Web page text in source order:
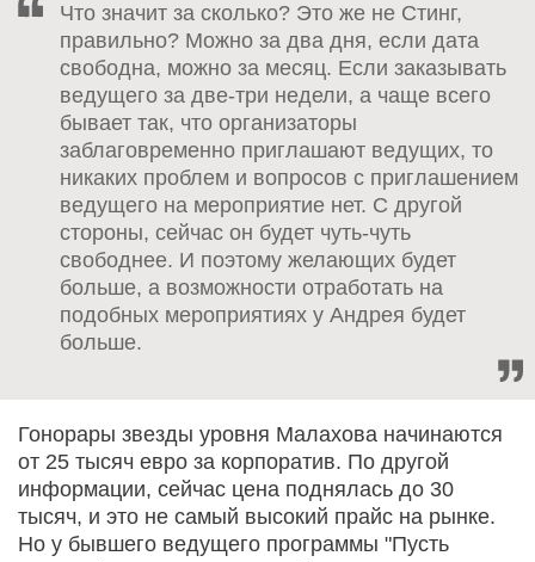
Что значит за сколько? Это же не Стинг,
правильно? Можно за два дня, если дата
свободна, можно за месяц. Если заказывать
ведущего за две-три недели, а чаще всего
бывает так, что организаторы
заблаговременно приглашают ведущих, то
никаких проблем и вопросов с приглашением
ведущего на мероприятие нет. С другой
стороны, сейчас он будет чуть-чуть
свободнее. И поэтому желающих будет
больше, а возможности отработать на
подобных мероприятиях у Андрея будет
больше.
Гонорары звезды уровня Малахова начинаются
от 25 тысяч евро за корпоратив. По другой
информации, сейчас цена поднялась до 30
тысяч, и это не самый высокий прайс на рынке.
Но у бывшего ведущего программы "Пусть